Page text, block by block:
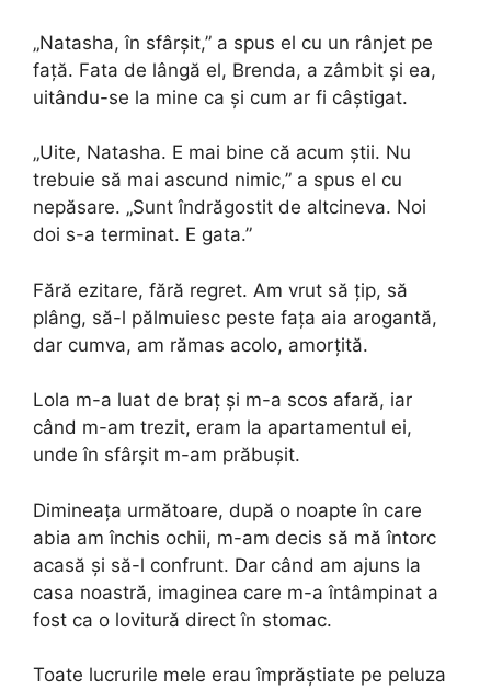
„Natasha, în sfârșit,” a spus el cu un rânjet pe
față. Fata de lângă el, Brenda, a zâmbit și ea,
uitându-se la mine ca și cum ar fi câștigat.
„Uite, Natasha. E mai bine că acum știi. Nu
trebuie să mai ascund nimic,” a spus el cu
nepăsare. „Sunt îndrăgostit de altcineva. Noi
doi s-a terminat. E gata.”
Fără ezitare, fără regret. Am vrut să țip, să
plâng, să-l pălmuiesc peste fața aia arogantă,
dar cumva, am rămas acolo, amorțită.
Lola m-a luat de braț și m-a scos afară, iar
când m-am trezit, eram la apartamentul ei,
unde în sfârșit m-am prăbușit.
Dimineața următoare, după o noapte în care
abia am închis ochii, m-am decis să mă întorc
acasă și să-l confrunt. Dar când am ajuns la
casa noastră, imaginea care m-a întâmpinat a
fost ca o lovitură direct în stomac.
Toate lucrurile mele erau împrăștiate pe peluza